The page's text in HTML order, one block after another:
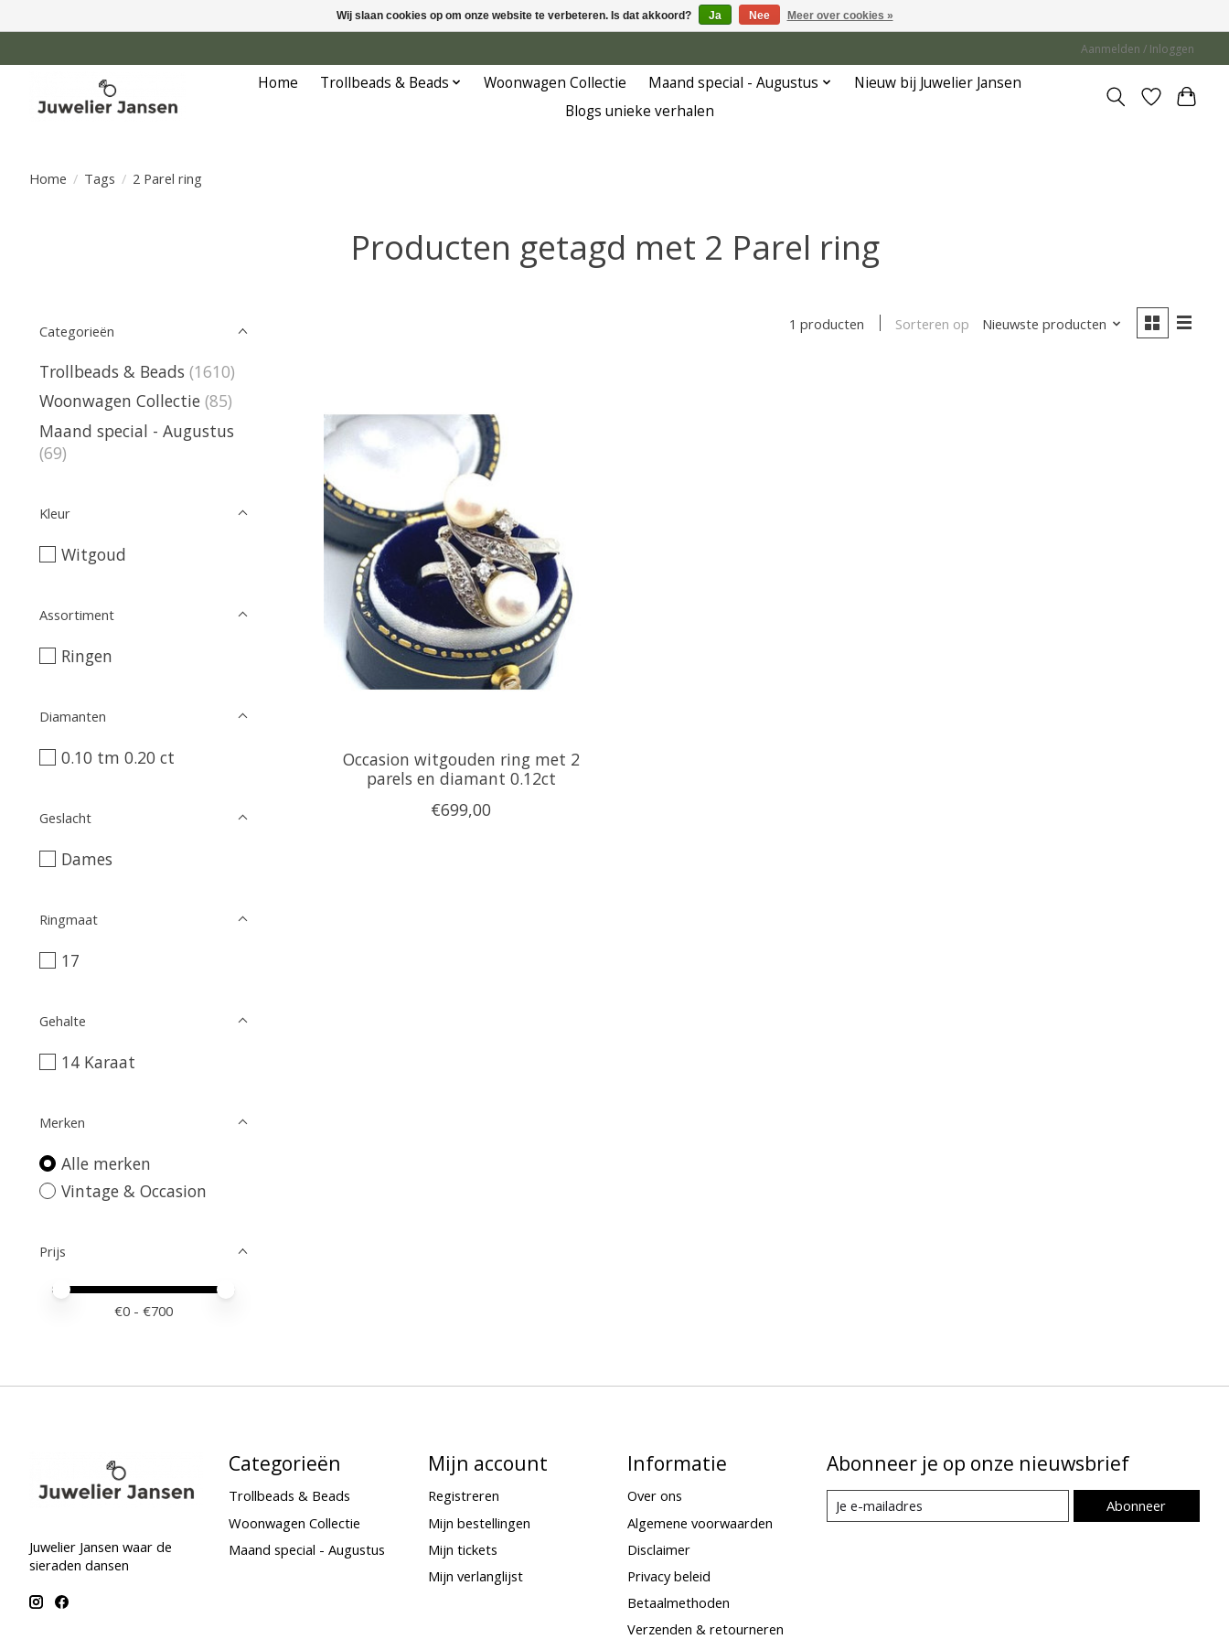
Aanmelden / Inloggen
Home Trollbeads & Beads Woonwagen Collectie Maand special - Augustus
Nieuw bij Juwelier Jansen
Blogs unieke verhalen
Home / Tags / 2 Parel ring
Producten getagd met 2 Parel ring
Categorieën
Trollbeads & Beads (1610)
Woonwagen Collectie (85)
Maand special - Augustus
(69)
Kleur
Witgoud
Assortiment
Ringen
Diamanten
0.10 tm 0.20 ct
Geslacht
Dames
Ringmaat
17
Gehalte
14 Karaat
Merken
Alle merken
Vintage & Occasion
Prijs
Minimale prijswaarde
Price maximum value
€0 - €700
1 producten Sorteren op Nieuwste producten
Occasion witgouden ring met 2
parels en diamant 0.12ct
€699,00
Juwelier Jansen waar de
sieraden dansen
Categorieën
Trollbeads & Beads
Woonwagen Collectie
Maand special - Augustus
Mijn account
Registreren
Mijn bestellingen
Mijn tickets
Mijn verlanglijst
Informatie
Over ons
Algemene voorwaarden
Disclaimer
Privacy beleid
Betaalmethoden
Verzenden & retourneren
Abonneer je op onze nieuwsbrief
Abonneer
Wij slaan cookies op om onze website te verbeteren. Is dat akkoord? Ja Nee Meer over cookies »